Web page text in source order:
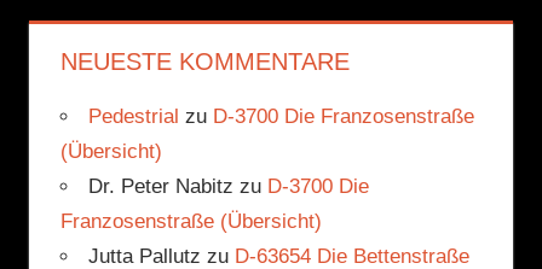
NEUESTE KOMMENTARE
Pedestrial zu D-3700 Die Franzosenstraße
(Übersicht)
Dr. Peter Nabitz zu D-3700 Die
Franzosenstraße (Übersicht)
Jutta Pallutz zu D-63654 Die Bettenstraße